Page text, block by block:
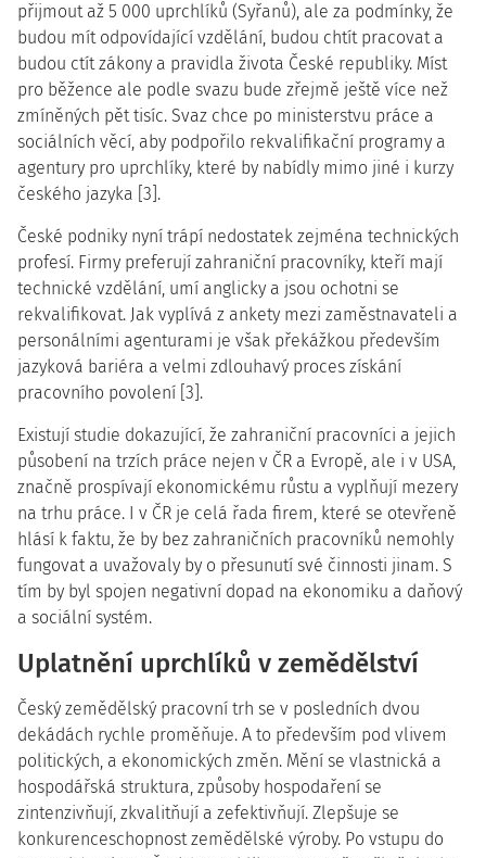
přijmout až 5 000 uprchlíků (Syřanů), ale za podmínky, že
budou mít odpovídající vzdělání, budou chtít pracovat a
budou ctít zákony a pravidla života České republiky. Míst
pro běžence ale podle svazu bude zřejmě ještě více než
zmíněných pět tisíc. Svaz chce po ministerstvu práce a
sociálních věcí, aby podpořilo rekvalifikační programy a
agentury pro uprchlíky, které by nabídly mimo jiné i kurzy
českého jazyka [3].
České podniky nyní trápí nedostatek zejména technických
profesí. Firmy preferují zahraniční pracovníky, kteří mají
technické vzdělání, umí anglicky a jsou ochotni se
rekvalifikovat. Jak vyplívá z ankety mezi zaměstnavateli a
personálními agenturami je však překážkou především
jazyková bariéra a velmi zdlouhavý proces získání
pracovního povolení [3].
Existují studie dokazující, že zahraniční pracovníci a jejich
působení na trzích práce nejen v ČR a Evropě, ale i v USA,
značně prospívají ekonomickému růstu a vyplňují mezery
na trhu práce. I v ČR je celá řada firem, které se otevřeně
hlásí k faktu, že by bez zahraničních pracovníků nemohly
fungovat a uvažovaly by o přesunutí své činnosti jinam. S
tím by byl spojen negativní dopad na ekonomiku a daňový
a sociální systém.
Uplatnění uprchlíků v zemědělství
Český zemědělský pracovní trh se v posledních dvou
dekádách rychle proměňuje. A to především pod vlivem
politických, a ekonomických změn. Mění se vlastnická a
hospodářská struktura, způsoby hospodaření se
zintenzivňují, zkvalitňují a zefektivňují. Zlepšuje se
konkurenceschopnost zemědělské výroby. Po vstupu do